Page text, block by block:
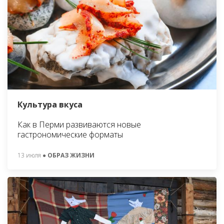
Культура вкуса
Как в Перми развиваются новые
гастрономические форматы
13 июля ● ОБРАЗ ЖИЗНИ